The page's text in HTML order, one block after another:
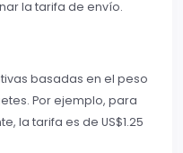
la tarifa de envío.
basadas en el peso
Por ejemplo, para
la tarifa es de US$1.25